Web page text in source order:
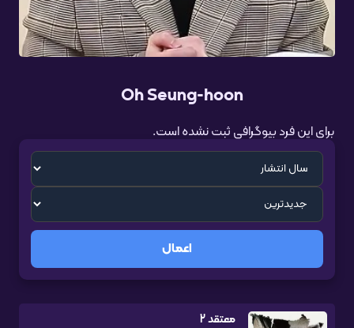
Oh Seung-hoon
برای این فرد بیوگرافی ثبت نشده است.
اعمال
معتقد 2